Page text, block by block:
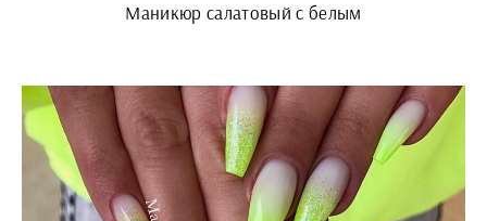
Маникюр салатовый с белым